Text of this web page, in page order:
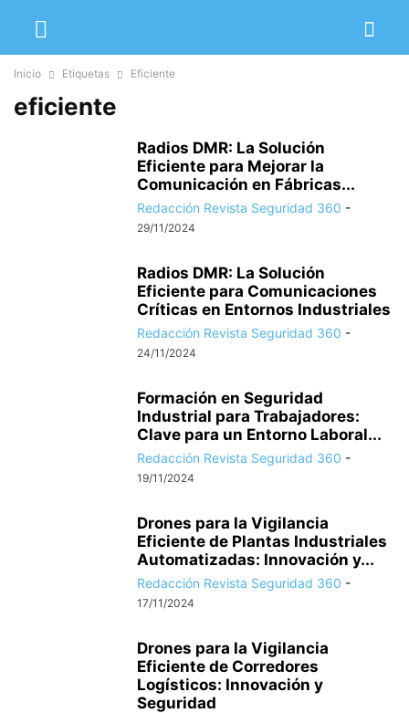
Inicio Etiquetas Eficiente
eficiente
Radios DMR: La Solución
Eficiente para Mejorar la
Comunicación en Fábricas...
Redacción Revista Seguridad 360 -
29/11/2024
Radios DMR: La Solución
Eficiente para Comunicaciones
Críticas en Entornos Industriales
Redacción Revista Seguridad 360 -
24/11/2024
Formación en Seguridad
Industrial para Trabajadores:
Clave para un Entorno Laboral...
Redacción Revista Seguridad 360 -
19/11/2024
Drones para la Vigilancia
Eficiente de Plantas Industriales
Automatizadas: Innovación y...
Redacción Revista Seguridad 360 -
17/11/2024
Drones para la Vigilancia
Eficiente de Corredores
Logísticos: Innovación y
Seguridad